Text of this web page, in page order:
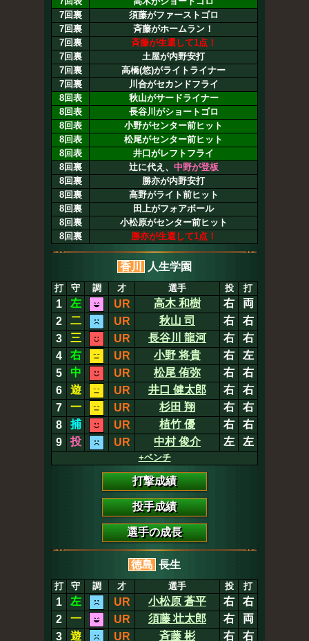
7回裏
須藤がファーストゴロ
7回裏
斉藤がホームラン！
7回裏
斉藤が生還して1点！
7回裏
土屋が内野安打
7回裏
高橋(悠)がライトライナー
7回裏
川合がセカンドフライ
8回表
秋山がサードライナー
8回表
長谷川がショートゴロ
8回表
小野がセンター前ヒット
8回表
松尾がセンター前ヒット
8回表
井口がレフトフライ
8回裏
辻に代え、 中野が登板
8回裏
勝亦が内野安打
8回裏
高野がライト前ヒット
8回裏
田上がフォアボール
8回裏
小松原がセンター前ヒット
8回裏
勝亦が生還して1点！
香川 人生学園
打 守 調 才 選手 投 打
1 左 UR 高木 和樹 右
両
2
二 UR 秋山 司 右
右
3
三 UR 長谷川 龍河 右
右
4
右 UR 小野 将貴 右
左
5
中 UR 松尾 侑弥 右
右
6
遊 UR 井口 健太郎 右
右
7
一 UR 杉田 翔 右
右
8
捕 UR 植竹 優 右
右
9
投 UR 中村 俊介 左 左
+ベンチ
打撃成績
投手成績
選手の成長
徳島 長生
打 守 調 才 選手 投 打
1 左 UR 小松原 蒼平 右
右
2
一 UR 須藤 壮太郎 右
両
3
遊 UR 斉藤 彬 右 右